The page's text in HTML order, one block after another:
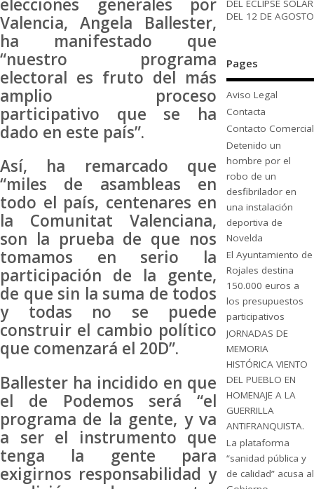
Valencia, Angela Ballester,
ha manifestado que
“nuestro programa
electoral es fruto del más
amplio proceso
participativo que se ha
dado en este país”.
Así, ha remarcado que
“miles de asambleas en
todo el país, centenares en
la Comunitat Valenciana,
son la prueba de que nos
tomamos en serio la
participación de la gente,
de que sin la suma de todos
y todas no se puede
construir el cambio político
que comenzará el 20D”.
Ballester ha incidido en que
el de Podemos será “el
programa de la gente, y va
a ser el instrumento que
tenga la gente para
exigirnos responsabilidad y
DEL ECLIPSE SOLAR
DEL 12 DE AGOSTO
Pages
Aviso Legal
Contacta
Contacto Comercial
Detenido un
hombre por el
robo de un
desfibrilador en
una instalación
deportiva de
Novelda
El Ayuntamiento de
Rojales destina
150.000 euros a
los presupuestos
participativos
JORNADAS DE
MEMORIA
HISTÓRICA VIENTO
DEL PUEBLO EN
HOMENAJE A LA
GUERRILLA
ANTIFRANQUISTA.
La plataforma
“sanidad pública y
de calidad” acusa al